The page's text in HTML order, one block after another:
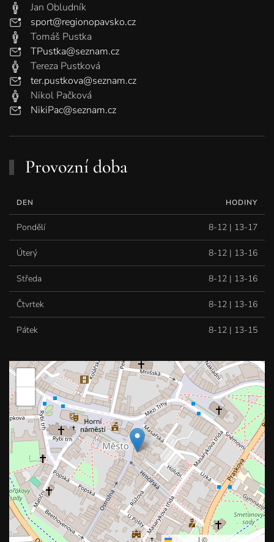
Jan Obludník
sport@regionopavsko.cz
Tomáš Pustka
TPustka@seznam.cz
Tereza Pustková
ter.pustkova@seznam.cz
Nikol Pačková
NikiPac@seznam.cz
Provozní doba
DEN HODINY
Pondělí 8-12 | 13-17
Úterý 8-12 | 13-16
Středa 8-12 | 13-16
Čtvrtek 8-12 | 13-16
Pátek 8-12 | 13-15
Leaflet | © OpenStreetMap